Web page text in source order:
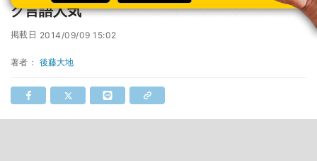
グ言語人気
掲載日 2014/09/09 15:02
著者： 後藤大地